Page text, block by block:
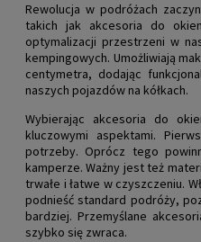
Rewolucja w podróżach
takich jak akcesoria do
optymalizacji przestrzeni w
kempingowych. Umożliwiają
centymetra, dodając
naszych pojazdów na kółkach.
Wybierając akcesoria do
kluczowymi aspektami.
potrzeby. Oprócz tego
kamperze. Ważny jest też
trwałe i łatwe w czyszczeniu.
podnieść standard podróży,
bardziej. Przemyślane
szybko się zwraca.